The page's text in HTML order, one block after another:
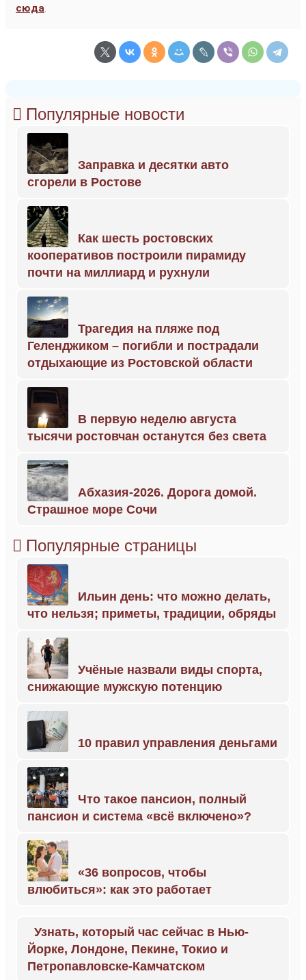
сюда.
Популярные новости
Заправка и десятки авто
сгорели в Ростове
Как шесть ростовских
кооперативов построили пирамиду
почти на миллиард и рухнули
Трагедия на пляже под
Геленджиком – погибли и пострадали
отдыхающие из Ростовской области
В первую неделю августа
тысячи ростовчан останутся без света
Абхазия-2026. Дорога домой.
Страшное море Сочи
Популярные страницы
Ильин день: что можно делать,
что нельзя; приметы, традиции, обряды
Учёные назвали виды спорта,
снижающие мужскую потенцию
10 правил управления деньгами
Что такое пансион, полный
пансион и система «всё включено»?
«36 вопросов, чтобы
влюбиться»: как это работает
Узнать, который час сейчас в Нью-
Йорке, Лондоне, Пекине, Токио и
Петропавловске-Камчатском